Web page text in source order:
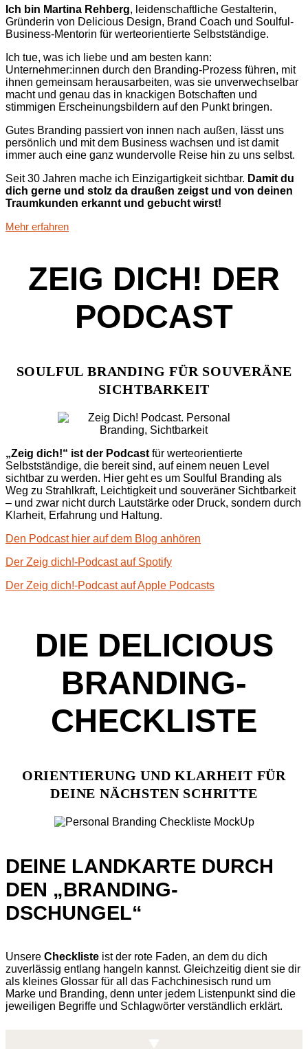
ItalViva
Branding| New Brand|Rebranding |Web
Sacha Furrer Zoller
Branding| New Brand|Rebranding |Web
Yvette Frick
Branding| New Brand|Rebranding |Web
agerebel –
Nataly Peterli
Naturcamping Ellbogensee
Branding|New Brand
Christian Bahrmann
Branding|New Brand|Print|Web
Ich bin Martina Rehberg, leidenschaftliche Gestalterin,
Gründerin von Delicious Design, Brand Coach und Soulful-
Business-Mentorin für werteorientierte Selbstständige.
Ich tue, was ich liebe und am besten kann:
Unternehmer:innen durch den Branding-Prozess führen, mit
ihnen gemeinsam herausarbeiten, was sie unverwechselbar
macht und genau das in knackigen Botschaften und
stimmigen Erscheinungsbildern auf den Punkt bringen.
Gutes Branding passiert von innen nach außen, lässt uns
persönlich und mit dem Business wachsen und ist damit
immer auch eine ganz wundervolle Reise hin zu uns selbst.
Seit 30 Jahren mache ich Einzigartigkeit sichtbar. Damit du
dich gerne und stolz da draußen zeigst und von deinen
Traumkunden erkannt und gebucht wirst!
Mehr erfahren
ZEIG DICH! DER
PODCAST
SOULFUL BRANDING FÜR SOUVERÄNE
SICHTBARKEIT
„Zeig dich!“ ist der Podcast für werteorientierte
Selbstständige, die bereit sind, auf einem neuen Level
sichtbar zu werden. Hier geht es um Soulful Branding als
Weg zu Strahlkraft, Leichtigkeit und souveräner Sichtbarkeit
– und zwar nicht durch Lautstärke oder Druck, sondern durch
Klarheit, Erfahrung und Haltung.
Den Podcast hier auf dem Blog anhören
Der Zeig dich!-Podcast auf Spotify
Der Zeig dich!-Podcast auf Apple Podcasts
DIE DELICIOUS
BRANDING-
CHECKLISTE
ORIENTIERUNG UND KLARHEIT FÜR
DEINE NÄCHSTEN SCHRITTE
DEINE LANDKARTE DURCH
DEN „BRANDING-
DSCHUNGEL“
Unsere Checkliste ist der rote Faden, an dem du dich
zuverlässig entlang hangeln kannst. Gleichzeitig dient sie dir
als kleines Glossar für all das Fachchinesisch rund um
Marke und Branding, denn unter jedem Listenpunkt sind die
jeweiligen Begriffe und Schlagwörter verständlich erklärt.